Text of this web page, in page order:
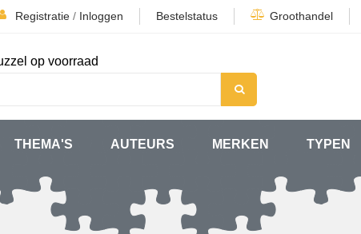
Registratie / Inloggen Bestelstatus Groothandel
op voorraad
THEMA'S AUTEURS MERKEN TYPEN